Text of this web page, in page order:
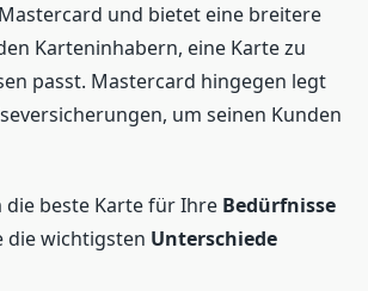
und bietet eine breitere
Karteninhabern, eine Karte zu
passt. Mastercard hingegen legt
um seinen Kunden
die beste Karte für Ihre Bedürfnisse
die wichtigsten Unterschiede